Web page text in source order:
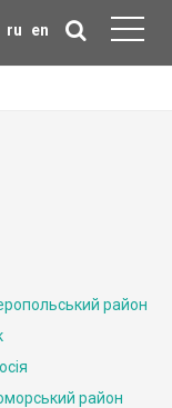
ru en
район
район